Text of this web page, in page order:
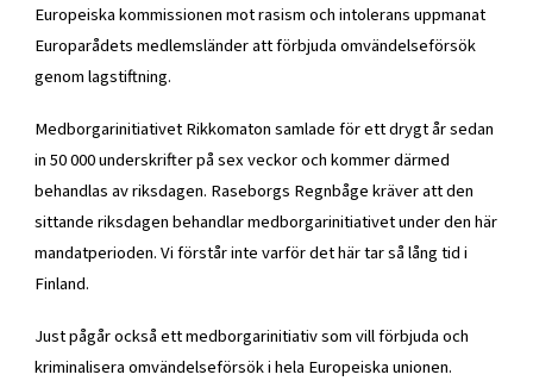
Europeiska kommissionen mot rasism och intolerans uppmanat
Europarådets medlemsländer att förbjuda omvändelseförsök
genom lagstiftning.
Medborgarinitiativet Rikkomaton samlade för ett drygt år sedan
in 50 000 underskrifter på sex veckor och kommer därmed
behandlas av riksdagen. Raseborgs Regnbåge kräver att den
sittande riksdagen behandlar medborgarinitiativet under den här
mandatperioden. Vi förstår inte varför det här tar så lång tid i
Finland.
Just pågår också ett medborgarinitiativ som vill förbjuda och
kriminalisera omvändelseförsök i hela Europeiska unionen.